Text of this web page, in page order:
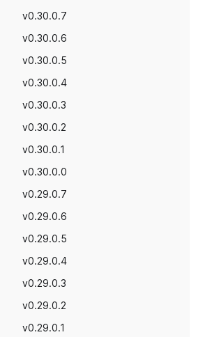
v0.30.0.7
v0.30.0.6
v0.30.0.5
v0.30.0.4
v0.30.0.3
v0.30.0.2
v0.30.0.1
v0.30.0.0
v0.29.0.7
v0.29.0.6
v0.29.0.5
v0.29.0.4
v0.29.0.3
v0.29.0.2
v0.29.0.1